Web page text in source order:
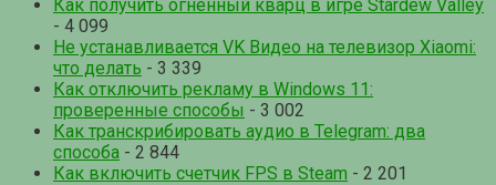
Как получить огненный кварц в игре Stardew Valley
- 4 099
Не устанавливается VK Видео на телевизор Xiaomi:
что делать - 3 339
Как отключить рекламу в Windows 11:
проверенные способы - 3 002
Как транскрибировать аудио в Telegram: два
способа - 2 844
Как включить счетчик FPS в Steam - 2 201